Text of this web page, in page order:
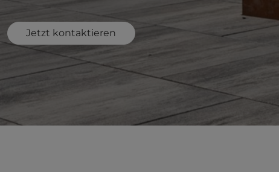
Jetzt kontaktieren